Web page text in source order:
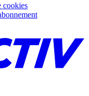
cookies